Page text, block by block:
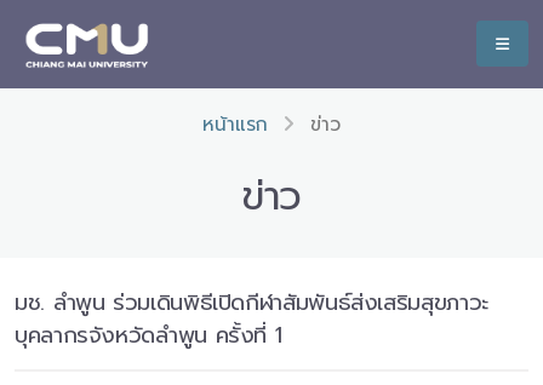
หน้าแรก ข่าว
ข่าว
มช. ลำพูน ร่วมเดินพิธีเปิดกีฬาสัมพันธ์ส่งเสริมสุขภาวะ
บุคลากรจังหวัดลำพูน ครั้งที่ 1